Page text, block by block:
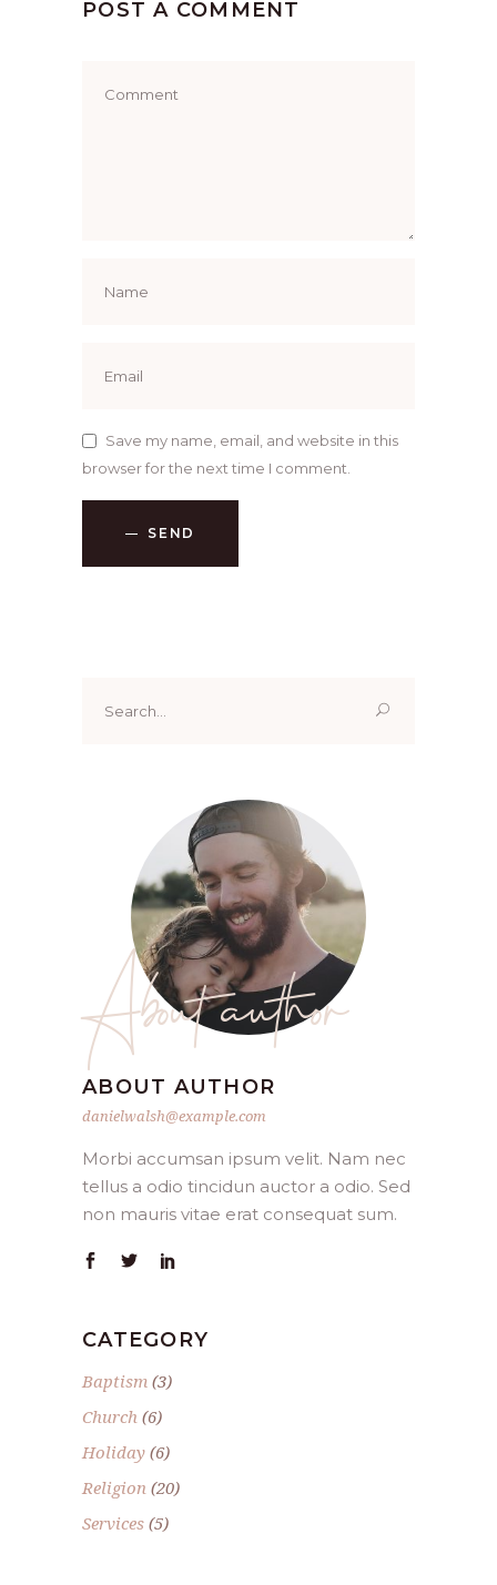
POST A COMMENT
Save my name, email, and website in this
browser for the next time I comment.
SEND
for:
About author
ABOUT AUTHOR
danielwalsh@example.com
Morbi accumsan ipsum velit. Nam nec
tellus a odio tincidun auctor a odio. Sed
non mauris vitae erat consequat sum.
CATEGORY
Baptism (3)
Church (6)
Holiday (6)
Religion (20)
Services (5)